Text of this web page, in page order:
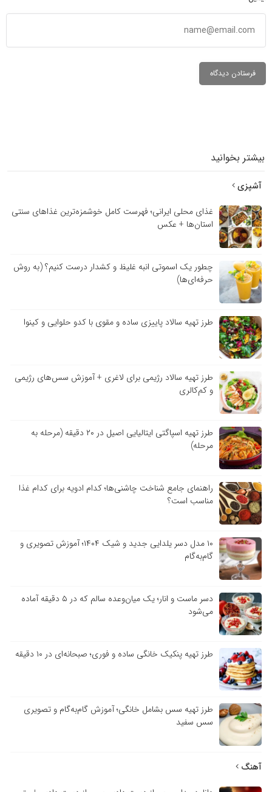
بیشتر بخوانید
آشپزی
غذای محلی ایرانی؛ فهرست کامل خوشمزه‌ترین غذاهای سنتی
استان‌ها + عکس
چطور یک اسموتی انبه غلیظ و کشدار درست کنیم؟ (به روش
حرفه‌ای‌ها)
طرز تهیه سالاد پاییزی ساده و مقوی با کدو حلوایی و کینوا
طرز تهیه سالاد رژیمی برای لاغری + آموزش سس‌های رژیمی
و کم‌کالری
طرز تهیه اسپاگتی ایتالیایی اصیل در ۲۰ دقیقه (مرحله به
مرحله)
راهنمای جامع شناخت چاشنی‌ها؛ کدام ادویه برای کدام غذا
مناسب است؟
۱۰ مدل دسر یلدایی جدید و شیک ۱۴۰۴؛ آموزش تصویری و
گام‌به‌گام
دسر ماست و انار؛ یک میان‌وعده سالم که در ۵ دقیقه آماده
می‌شود
طرز تهیه پنکیک خانگی ساده و فوری؛ صبحانه‌ای در ۱۰ دقیقه
طرز تهیه سس بشامل خانگی؛ آموزش گام‌به‌گام و تصویری
سس سفید
آهنگ